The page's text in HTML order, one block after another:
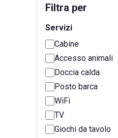
Filtra per
Servizi
Cabine
Accesso animali
Doccia calda
Posto barca
WiFi
TV
Giochi da tavolo